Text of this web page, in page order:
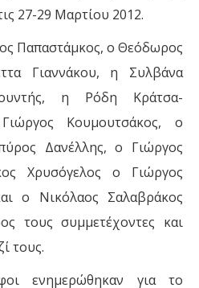
27-29 Μαρτίου 2012.
Παπαστάμκος, ο Θεόδωρος
Γιαννάκου, η Συλβάνα
η Ρόδη Κράτσα-
Κουμουτσάκος, ο
Δανέλλης, ο Γιώργος
Χρυσόγελος ο Γιώργος
ο Νικόλαος Σαλαβράκος
τους συμμετέχοντες και
τους.
ενημερώθηκαν για το